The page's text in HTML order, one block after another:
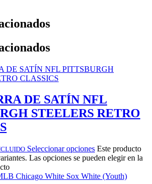
DE SATÍN NFL
STEELERS RETRO
Seleccionar opciones Este producto
Las opciones se pueden elegir en la